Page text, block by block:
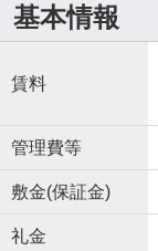
基本情報
賃料
管理費等
敷金(保証金)
礼金